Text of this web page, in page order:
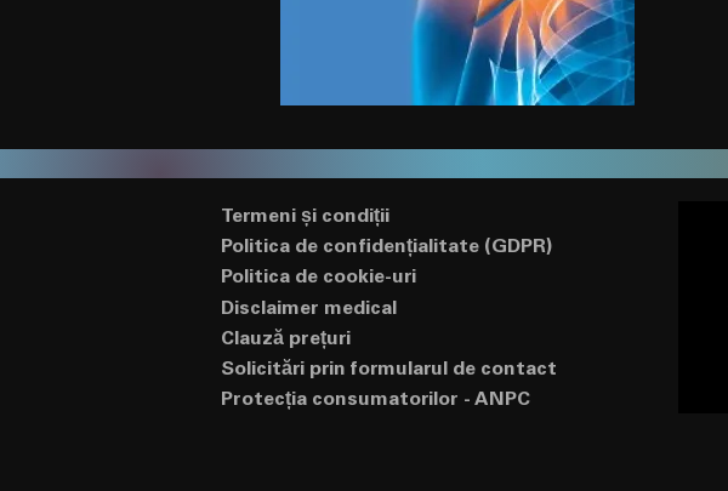
Termeni și condiții
Politica de confidențialitate (GDPR)
Politica de cookie-uri
Disclaimer medical
Clauză prețuri
Solicitări prin formularul de contact
Protecția consumatorilor - ANPC